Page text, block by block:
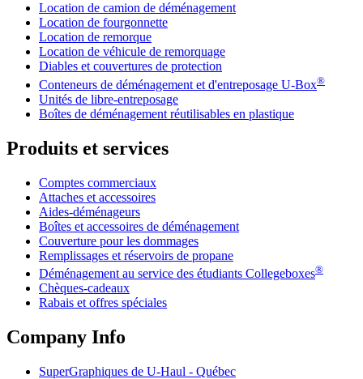
Location de camion de déménagement
Location de fourgonnette
Location de remorque
Location de véhicule de remorquage
Diables et couvertures de protection
Conteneurs de déménagement et d'entreposage U-Box®
Unités de libre-entreposage
Boîtes de déménagement réutilisables en plastique
Produits et services
Comptes commerciaux
Attaches et accessoires
Aides-déménageurs
Boîtes et accessoires de déménagement
Couverture pour les dommages
Remplissages et réservoirs de propane
Déménagement au service des étudiants Collegeboxes®
Chèques-cadeaux
Rabais et offres spéciales
Company Info
SuperGraphiques de U-Haul - Québec